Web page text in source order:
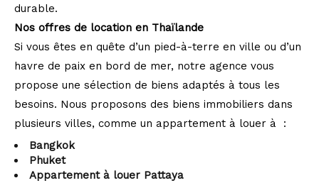
durable.
Nos offres de location en Thaïlande
Si vous êtes en quête d’un pied-à-terre en ville ou d’un
havre de paix en bord de mer, notre agence vous
propose une sélection de biens adaptés à tous les
besoins. Nous proposons des biens immobiliers dans
plusieurs villes, comme un appartement à louer à :
Bangkok
Phuket
Appartement à louer Pattaya